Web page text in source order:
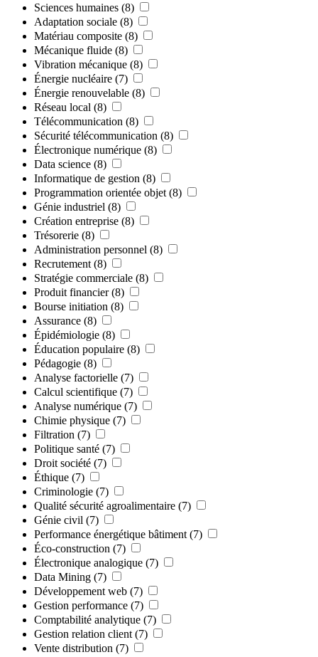
Sciences humaines (8)
Adaptation sociale (8)
Matériau composite (8)
Mécanique fluide (8)
Vibration mécanique (8)
Énergie nucléaire (7)
Énergie renouvelable (8)
Réseau local (8)
Télécommunication (8)
Sécurité télécommunication (8)
Électronique numérique (8)
Data science (8)
Informatique de gestion (8)
Programmation orientée objet (8)
Génie industriel (8)
Création entreprise (8)
Trésorerie (8)
Administration personnel (8)
Recrutement (8)
Stratégie commerciale (8)
Produit financier (8)
Bourse initiation (8)
Assurance (8)
Épidémiologie (8)
Éducation populaire (8)
Pédagogie (8)
Analyse factorielle (7)
Calcul scientifique (7)
Analyse numérique (7)
Chimie physique (7)
Filtration (7)
Politique santé (7)
Droit société (7)
Éthique (7)
Criminologie (7)
Qualité sécurité agroalimentaire (7)
Génie civil (7)
Performance énergétique bâtiment (7)
Éco-construction (7)
Électronique analogique (7)
Data Mining (7)
Développement web (7)
Gestion performance (7)
Comptabilité analytique (7)
Gestion relation client (7)
Vente distribution (7)